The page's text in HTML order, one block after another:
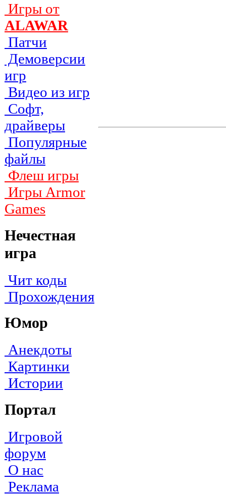
Игры от
ALAWAR
Патчи
Демоверсии
игр
Видео из игр
Софт,
драйверы
Популярные
файлы
Флеш игры
Игры Armor
Games
Нечестная
игра
Чит коды
Прохождения
Юмор
Анекдоты
Картинки
Истории
Портал
Игровой
форум
О нас
Реклама